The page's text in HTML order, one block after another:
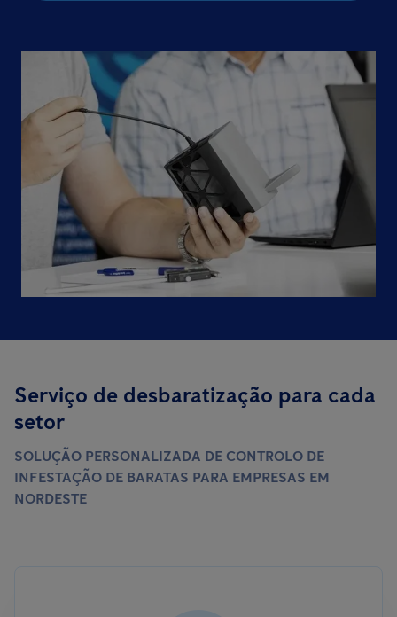
Serviço de desbaratização para cada
setor
SOLUÇÃO PERSONALIZADA DE CONTROLO DE
INFESTAÇÃO DE BARATAS PARA EMPRESAS EM
NORDESTE